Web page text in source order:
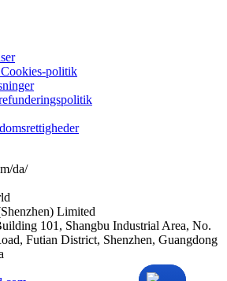
politik
da/
Limited
101, Shangbu Industrial Area, No.
Futian District, Shenzhen, Guangdong